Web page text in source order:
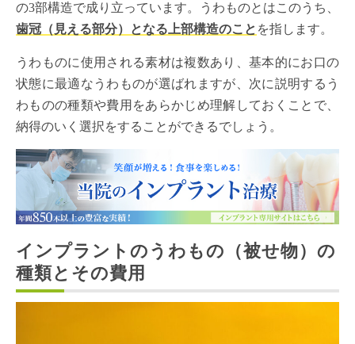
の3部構造で成り立っています。うわものとはこのうち、
歯冠（見える部分）となる上部構造のこと を指します。
うわものに使用される素材は複数あり、基本的にお口の
状態に最適なうわものが選ばれますが、次に説明するう
わものの種類や費用をあらかじめ理解しておくことで、
納得のいく選択をすることができるでしょう。
インプラントのうわもの（被せ物）の
種類とその費用